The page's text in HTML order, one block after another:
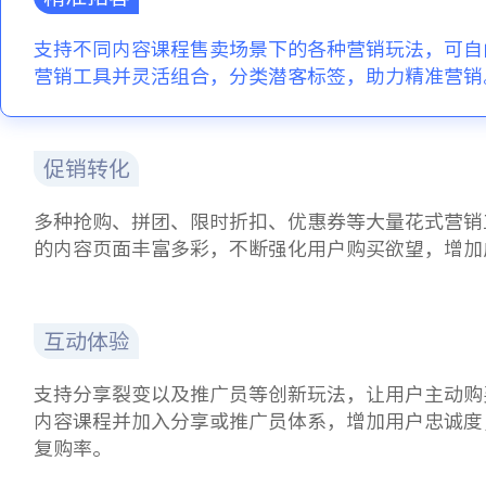
支持不同内容课程售卖场景下的各种营销玩法，可
营销工具并灵活组合，分类潜客标签，助力精准营
促销转化
多种抢购、拼团、限时折扣、优惠券等大量花式营
的内容页面丰富多彩，不断强化用户购买欲望，增
互动体验
支持分享裂变以及推广员等创新玩法，让用户主动
内容课程并加入分享或推广员体系，增加用户忠诚
复购率。